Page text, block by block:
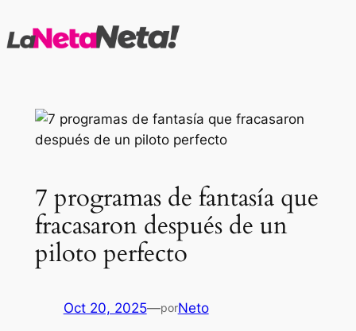
al
7 programas de fantasía que
fracasaron después de un
piloto perfecto
Oct 20, 2025—porNeto